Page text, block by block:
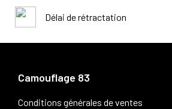
Délai de rétractation
Camouflage 83
Conditions générales de ventes